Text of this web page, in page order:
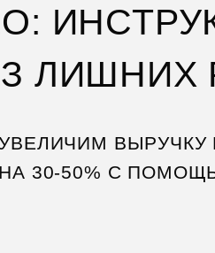
ЛИШНИХ
НА 30-50% С